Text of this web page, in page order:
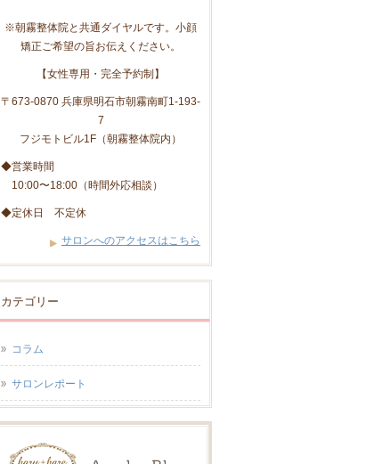
※朝霧整体院と共通ダイヤルです。小顔
矯正ご希望の旨お伝えください。
【女性専用・完全予約制】
〒673-0870 兵庫県明石市朝霧南町1-193-
7
フジモトビル1F（朝霧整体院内）
◆営業時間
10:00〜18:00（時間外応相談）
◆定休日 不定休
サロンへのアクセスはこちら
カテゴリー
コラム
サロンレポート